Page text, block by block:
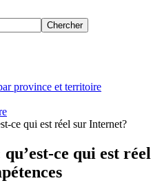
province et territoire
ce qui est réel sur Internet?
ce qui est réel